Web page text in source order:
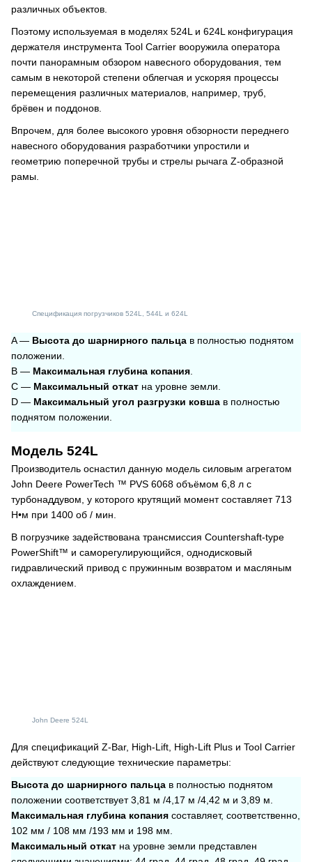
различных объектов.
Поэтому используемая в моделях 524L и 624L конфигурация
держателя инструмента Tool Carrier вооружила оператора
почти панорамным обзором навесного оборудования, тем
самым в некоторой степени облегчая и ускоряя процессы
перемещения различных материалов, например, труб,
брёвен и поддонов.
Впрочем, для более высокого уровня обзорности переднего
навесного оборудования разработчики упростили и
геометрию поперечной трубы и стрелы рычага Z-образной
рамы.
Спецификация погрузчиков 524L, 544L и 624L
A — Высота до шарнирного пальца в полностью поднятом
положении.
B — Максимальная глубина копания
C — Максимальный откат на уровне земли.
D — Максимальный угол разгрузки ковша в полностью
поднятом положении.
Модель 524L
Производитель оснастил данную модель силовым агрегатом
John Deere PowerTech ™ PVS 6068 объёмом 6,8 л с
турбонаддувом, у которого крутящий момент составляет 713
Н•м при 1400 об / мин.
В погрузчике задействована трансмиссия Countershaft-type
PowerShift™ и саморегулирующийся, однодисковый
гидравлический привод с пружинным возвратом и масляным
охлаждением.
John Deere 524L
Для спецификаций Z-Bar, High-Lift, High-Lift Plus и Tool Carrier
действуют следующие технические параметры:
Высота до шарнирного пальца в полностью поднятом
положении соответствует 3,81 м /4,17 м /4,42 м и 3,89 м.
Максимальная глубина копания составляет, соответственно,
102 мм / 108 мм /193 мм и 198 мм.
Максимальный откат на уровне земли представлен